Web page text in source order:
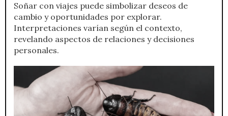
Soñar con viajes puede simbolizar deseos de
cambio y oportunidades por explorar.
Interpretaciones varían según el contexto,
revelando aspectos de relaciones y decisiones
personales.